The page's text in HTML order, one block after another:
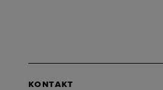
KONTAKT